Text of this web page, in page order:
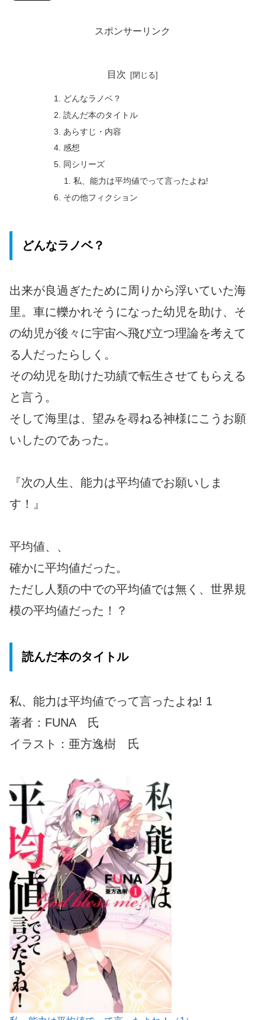
スポンサーリンク
目次
どんなラノベ？
読んだ本のタイトル
あらすじ・内容
感想
同シリーズ
私、能力は平均値でって言ったよね!
その他フィクション
どんなラノベ？
出来が良過ぎたために周りから浮いていた海
里。車に轢かれそうになった幼児を助け、そ
の幼児が後々に宇宙へ飛び立つ理論を考えて
る人だったらしく。
その幼児を助けた功績で転生させてもらえる
と言う。
そして海里は、望みを尋ねる神様にこうお願
いしたのであった。
『次の人生、能力は平均値でお願いしま
す！』
平均値、、
確かに平均値だった。
ただし人類の中での平均値では無く、世界規
模の平均値だった！？
読んだ本のタイトル
私、能力は平均値でって言ったよね! 1
著者：FUNA 氏
イラスト：亜方逸樹 氏